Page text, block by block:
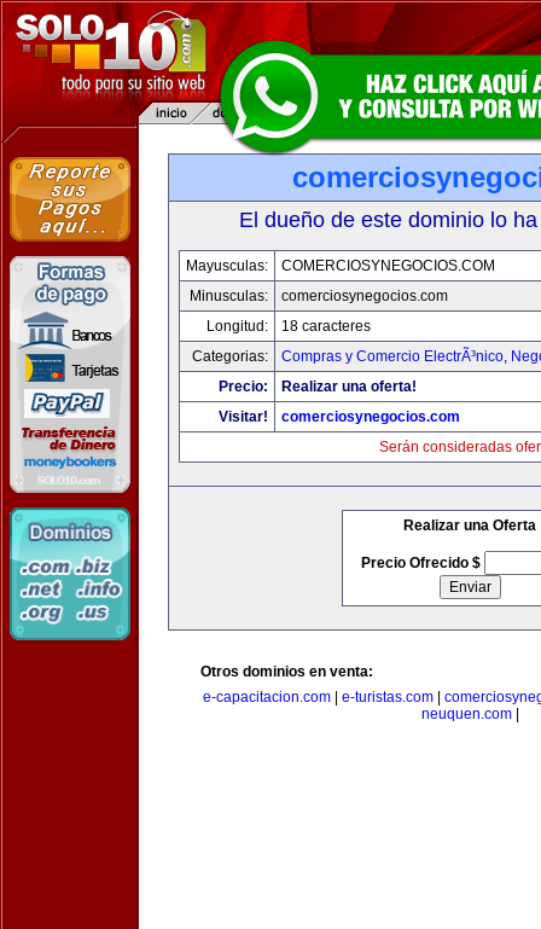
El dueño de este dominio lo
Mayusculas:
COMERCIOSYNEGOCIOS.COM
Minusculas:
comerciosynegocios.com
Longitud:
18 caracteres
Categorias:
Compras y Comercio ElectrÃ³nico,
Precio:
Realizar una oferta!
Visitar!
comerciosynegocios.com
Serán consideradas
Realizar una Oferta
Precio Ofrecido $
Otros dominios en venta:
e-capacitacion.com
e-turistas.com
neuquen.com|